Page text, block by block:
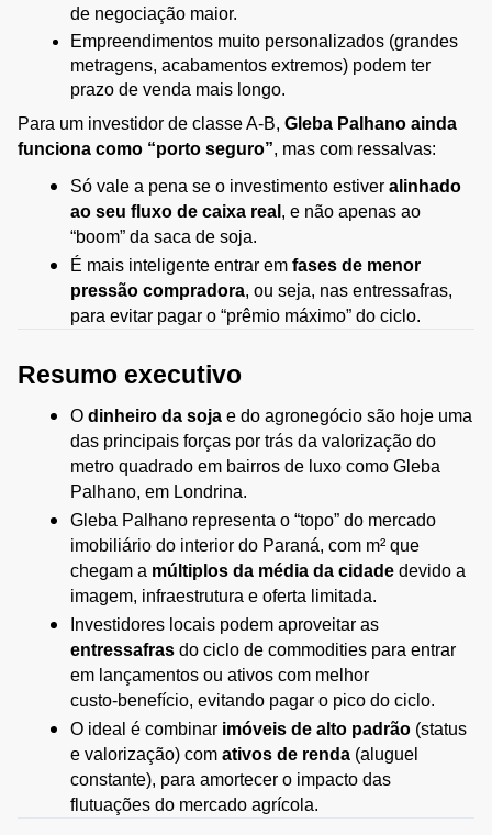
de negociação maior.
Empreendimentos muito personalizados (grandes
metragens, acabamentos extremos) podem ter
prazo de venda mais longo.
Para um investidor de classe A‑B, Gleba Palhano ainda
funciona como “porto seguro”, mas com ressalvas:
Só vale a pena se o investimento estiver alinhado
ao seu fluxo de caixa real , e não apenas ao
“boom” da saca de soja.
É mais inteligente entrar em fases de menor
pressão compradora, ou seja, nas entressafras,
para evitar pagar o “prêmio máximo” do ciclo.
Resumo executivo
O dinheiro da soja e do agronegócio são hoje uma
das principais forças por trás da valorização do
metro quadrado em bairros de luxo como Gleba
Palhano, em Londrina.
Gleba Palhano representa o “topo” do mercado
imobiliário do interior do Paraná, com m² que
chegam a múltiplos da média da cidade devido a
imagem, infraestrutura e oferta limitada.
entressafras do ciclo de commodities para entrar
em lançamentos ou ativos com melhor
custo‑benefício, evitando pagar o pico do ciclo.
O ideal é combinar imóveis de alto padrão (status
e valorização) com ativos de renda (aluguel
constante), para amortecer o impacto das
flutuações do mercado agrícola.